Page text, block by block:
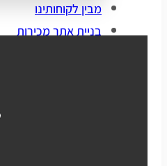
מבין לקוחותינו
בניית אתר מכירות